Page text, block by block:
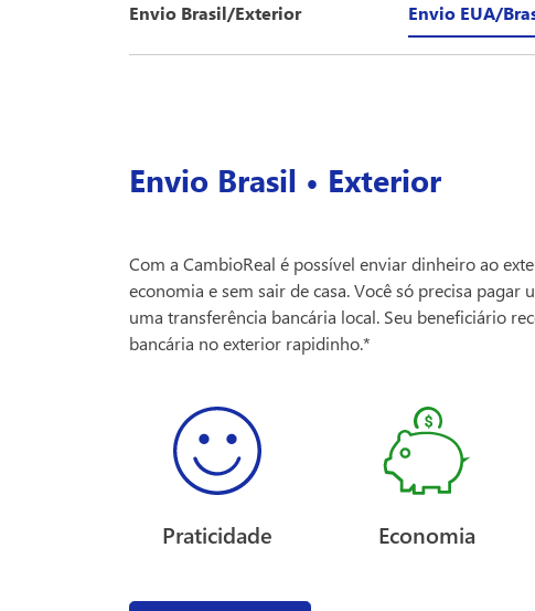
Envio Brasil/Exterior Envio EUA/
Envio Brasil • Exterior
Com a CambioReal é possível enviar dinheiro ao
economia e sem sair de casa. Você só precisa pagar
uma transferência bancária local. Seu beneficiário
bancária no exterior rapidinho.*
Praticidade Economia